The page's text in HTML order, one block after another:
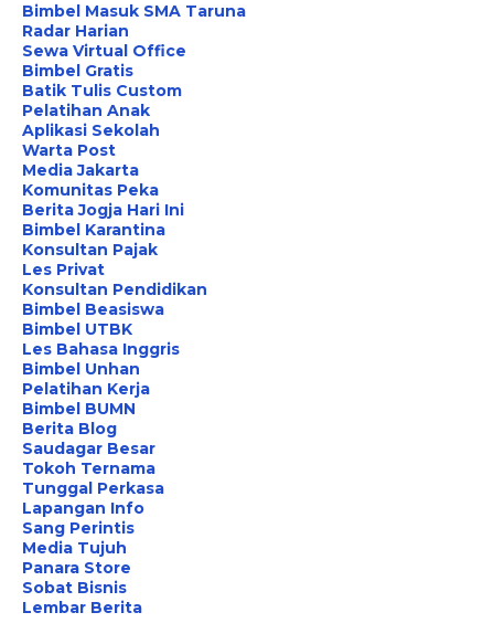
Bimbel Masuk SMA Taruna
Radar Harian
Sewa Virtual Office
Bimbel Gratis
Batik Tulis Custom
Pelatihan Anak
Aplikasi Sekolah
Warta Post
Media Jakarta
Komunitas Peka
Berita Jogja Hari Ini
Bimbel Karantina
Konsultan Pajak
Les Privat
Konsultan Pendidikan
Bimbel Beasiswa
Bimbel UTBK
Les Bahasa Inggris
Bimbel Unhan
Pelatihan Kerja
Bimbel BUMN
Berita Blog
Saudagar Besar
Tokoh Ternama
Tunggal Perkasa
Lapangan Info
Sang Perintis
Media Tujuh
Panara Store
Sobat Bisnis
Lembar Berita